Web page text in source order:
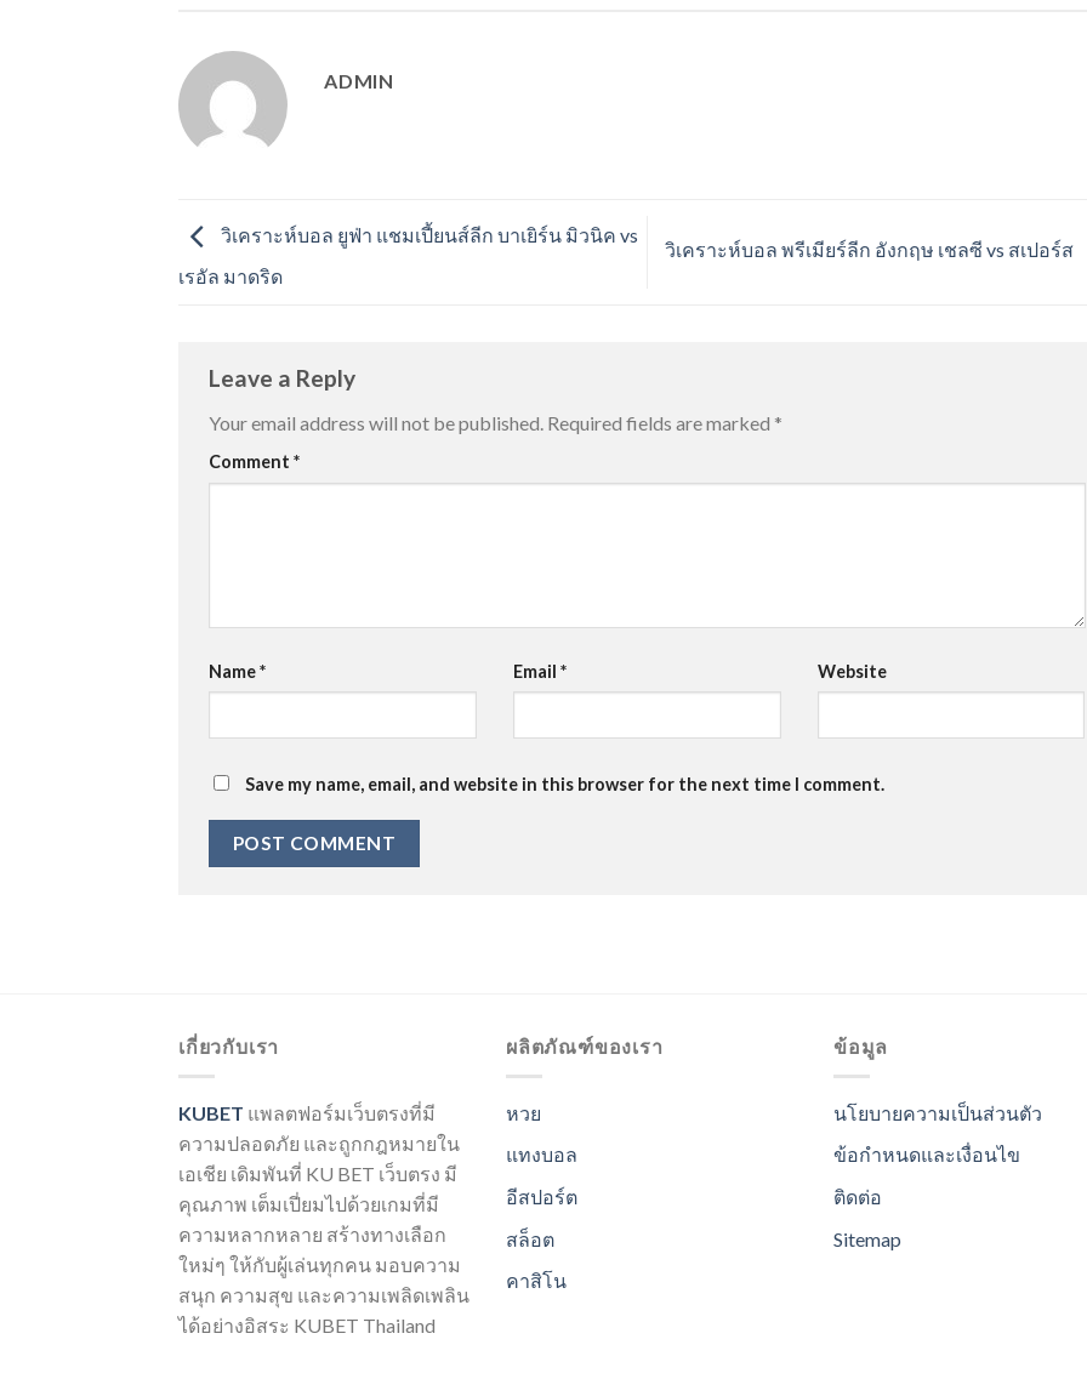
ADMIN
วิเคราะห์บอล ยูฟ่า แชมเปี้ยนส์ลีก บาเยิร์น มิวนิค vs
เรอัล มาดริด
วิเคราะห์บอล พรีเมียร์ลีก อังกฤษ เชลซี vs สเปอร์ส
Leave a Reply
Your email address will not be published. Required fields are marked *
Comment *
Name* Email * Website
Save my name, email, and website in this browser for the next time I comment.
เกี่ยวกับเรา
KUBET แพลตฟอร์มเว็บตรงที่มี
ความปลอดภัย และถูกกฎหมายใน
เอเชีย เดิมพันที่ KU BET เว็บตรง มี
คุณภาพ เต็มเปี่ยมไปด้วยเกมที่มี
ความหลากหลาย สร้างทางเลือก
ใหม่ๆ ให้กับผู้เล่นทุกคน มอบความ
สนุก ความสุข และความเพลิดเพลิน
ได้อย่างอิสระ KUBET Thailand
ผลิตภัณฑ์ของเรา
หวย
แทงบอล
อีสปอร์ต
สล็อต
คาสิโน
ข้อมูล
นโยบายความเป็นส่วนตัว
ข้อกำหนดและเงื่อนไข
ติดต่อ
Sitemap